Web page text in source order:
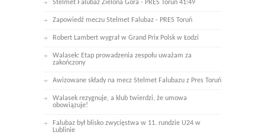
Stelmet Falubaz Zielona Góra - PRES Toruń 41:49
Zapowiedź meczu Stelmet Falubaz - PRES Toruń
Robert Lambert wygrał w Grand Prix Polsk w Łodzi
Walasek: Etap prowadzenia zespołu uważam za
zakończony
Awizowane składy na mecz Stelmet Falubazu z Pres Toruń
Walasek rezygnuje, a klub twierdzi, że umowa
obowiązuje!
Falubaz był blisko zwycięstwa w 11. rundzie U24 w
Lublinie